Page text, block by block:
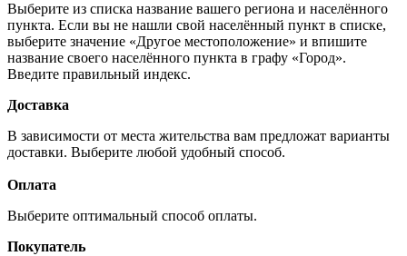
Выберите из списка название вашего региона и населённого
пункта. Если вы не нашли свой населённый пункт в списке,
выберите значение «Другое местоположение» и впишите
название своего населённого пункта в графу «Город».
Введите правильный индекс.
Доставка
В зависимости от места жительства вам предложат варианты
доставки. Выберите любой удобный способ.
Оплата
Выберите оптимальный способ оплаты.
Покупатель